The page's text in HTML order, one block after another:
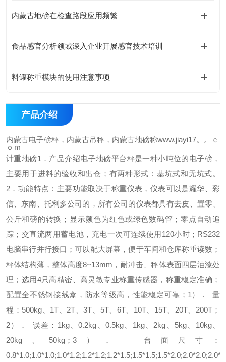
内蒙古地磅在检查路段应用频繁
食品感官分析领域深入企业开展感官技术培训
料罐称重模块的使用注意事项
产品介绍
内蒙古电子磅秤，内蒙古吊秤，内蒙古地磅称www.jiayi17。。ｃ
ｏｍ
计重地磅1．产品介绍电子地磅平台秤是一种小吨位的电子磅，
主要用于进料的验收和出仓；有两种形式：基坑式和无坑式。
2．功能特点： 主要功能取决于称重仪表，仪表可以是耀华、彩
信、东南、托利多公司的，所有公司的仪表都具有去皮、置零、
公斤和磅的转换； 显示颜色为红色或绿色数码管； 零点自动追
踪； 交直流两用蓄电池，充电一次可连续使用120小时； RS232
电脑串行并行接口；可以配大屏幕，便于车间和仓库称重读数；
秤体结构薄，整体高度8~13mm，耐冲击、秤体表面四层油漆处
理； 选用4只高精密、高灵敏专业称重传感器，称重稳定准确；
配置全不锈钢接线盒，防水等级高，性能稳定可靠； 1）． 量
程： 500kg、1T、2T、3T、5T、6T、10T、15T、20T、200T；
2）． 误差： 1kg、0.2kg、0.5kg、1kg、2kg、5kg、10kg、
20kg、50kg； 3）． 台面尺寸：